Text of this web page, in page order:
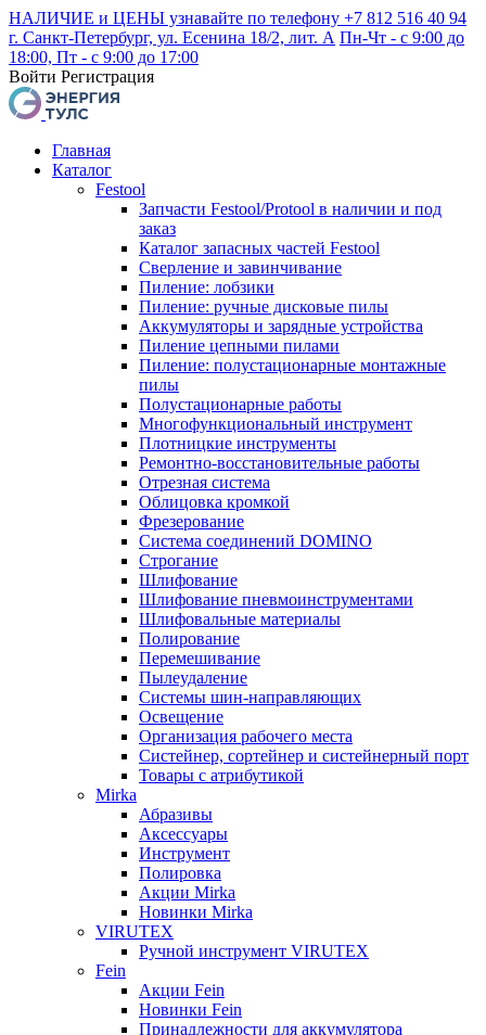
НАЛИЧИЕ и ЦЕНЫ узнавайте по телефону +7 812 516 40 94
г. Санкт-Петербург, ул. Есенина 18/2, лит. А Пн-Чт - с 9:00 до
18:00, Пт - с 9:00 до 17:00
Войти Регистрация
Главная
Каталог
Festool
Запчасти Festool/Protool в наличии и под
заказ
Каталог запасных частей Festool
Сверление и завинчивание
Пиление: лобзики
Пиление: ручные дисковые пилы
Аккумуляторы и зарядные устройства
Пиление цепными пилами
Пиление: полустационарные монтажные
пилы
Полустационарные работы
Многофункциональный инструмент
Плотницкие инструменты
Ремонтно-восстановительные работы
Отрезная система
Облицовка кромкой
Фрезерование
Система соединений DOMINO
Строгание
Шлифование
Шлифование пневмоинструментами
Шлифовальные материалы
Полирование
Перемешивание
Пылеудаление
Системы шин-направляющих
Освещение
Организация рабочего места
Систейнер, сортейнер и систейнерный порт
Товары с атрибутикой
Mirka
Абразивы
Аксессуары
Инструмент
Полировка
Акции Mirka
Новинки Mirka
VIRUTEX
Ручной инструмент VIRUTEX
Fein
Акции Fein
Новинки Fein
Принадлежности для аккумулятора